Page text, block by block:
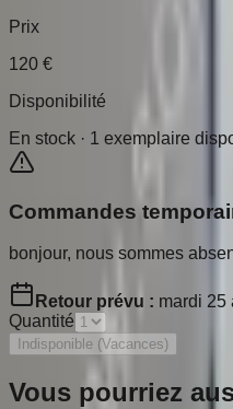
Prix
120 €
Disponibilité
En stock · 1 exemplaire
Commandes
bonjour, nous sommes
Retour prévu : mardi 25
Quantité
Indisponible (Vacances)
Vous pourriez